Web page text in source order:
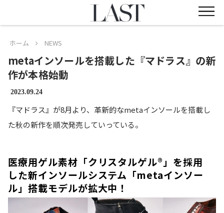
ホーム NEWS
metaインソールを搭載した『マドラス』の新
作が本格始動
2023.09.24
『マドラス』が8月より、革新的なmetaインソールを搭載し
た秋の新作を順次発売していっている。
医療用ゲル素材「クリスタルゲル®」を採用
した新インソールシステム「metaインソー
ル」搭載モデルが拡大中！